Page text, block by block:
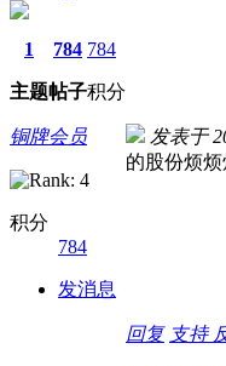
1
主题
784
帖子
784
积分
铜牌会员
积分
784
发消息
发表于
的股份烦
回复 支持